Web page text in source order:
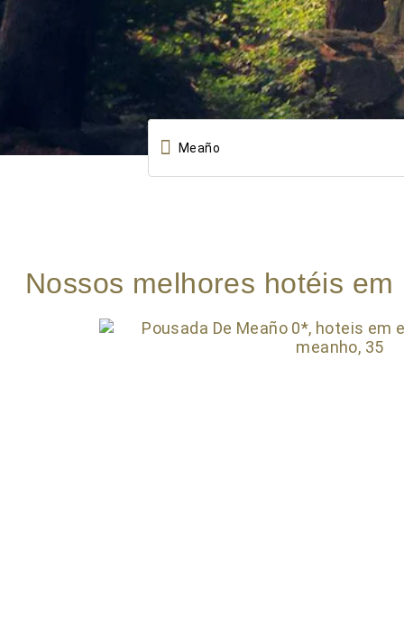

Nossos melhores hotéis